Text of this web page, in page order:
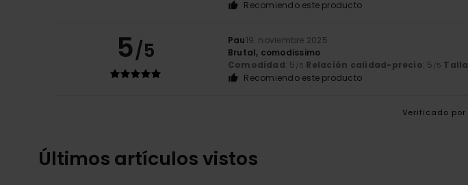
Recomiendo este producto
5/5 Pau19. noviembre 2025
Brutal, comodissimo
Comodidad: 5 /5 Relación calidad-precio: 5 /5 Talla
Recomiendo este producto
Verificado por
Últimos artículos vistos